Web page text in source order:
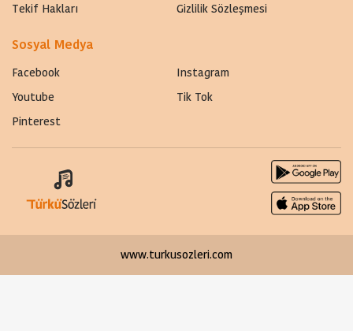
Tekif Hakları
Gizlilik Sözleşmesi
Sosyal Medya
Facebook
Instagram
Youtube
Tik Tok
Pinterest
www.turkusozleri.com